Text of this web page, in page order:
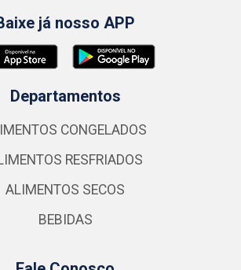
já nosso APP
Departamentos
CONGELADOS
RESFRIADOS
ALIMENTOS SECOS
BEBIDAS